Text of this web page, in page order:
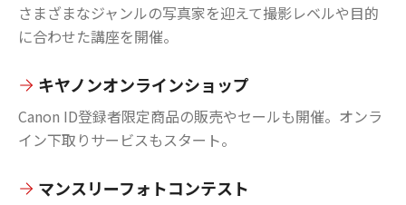
さまざまなジャンルの写真家を迎えて撮影レベルや目的
に合わせた講座を開催。
キヤノンオンラインショップ
Canon ID登録者限定商品の販売やセールも開催。オンラ
イン下取りサービスもスタート。
マンスリーフォトコンテスト